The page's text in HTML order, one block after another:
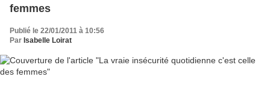
femmes
Publié le 22/01/2011 à 10:56
Par Isabelle Loirat